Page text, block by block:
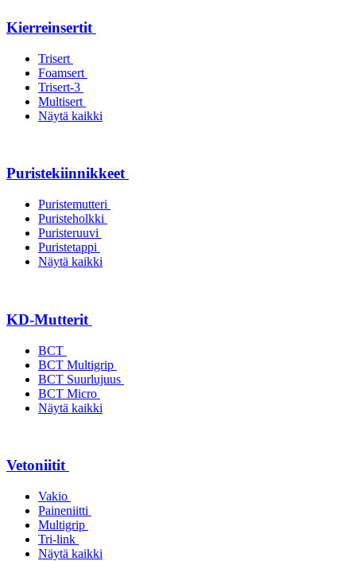
Kierreinsertit
Trisert
Foamsert
Trisert-3
Multisert
Näytä kaikki
Puristekiinnikkeet
Puristemutteri
Puristeholkki
Puristeruuvi
Puristetappi
Näytä kaikki
KD-Mutterit
BCT
BCT Multigrip
BCT Suurlujuus
BCT Micro
Näytä kaikki
Vetoniitit
Vakio
Paineniitti
Multigrip
Tri-link
Näytä kaikki